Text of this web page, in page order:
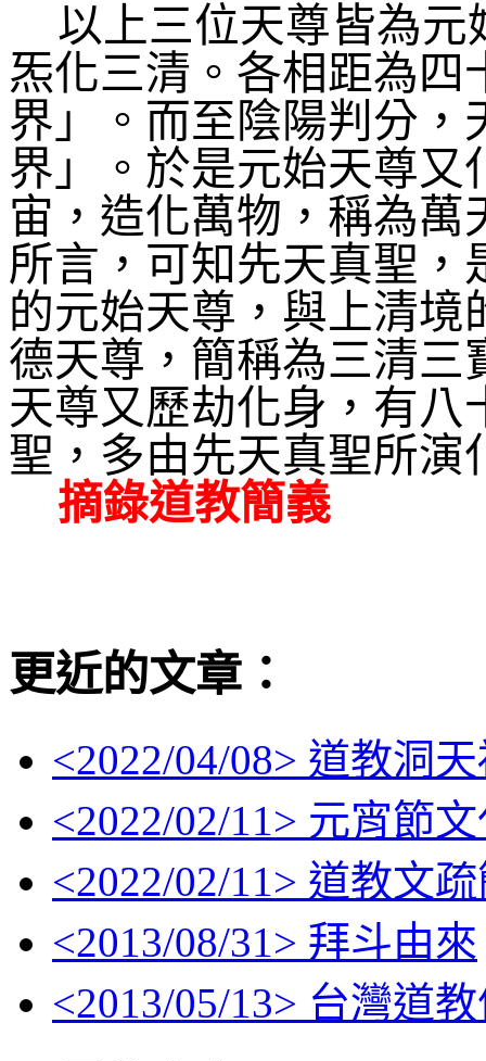
以上三位天尊皆為
炁化三清。各相距為四
界」。而至陰陽判分，
界」。於是元始天尊又
宙，造化萬物，稱為
所言，可知先天真聖，
的元始天尊，與上清
德天尊，簡稱為三清三
天尊又歷劫化身，有八
聖，多由先天真聖所演
摘錄道教簡義
更近的文章：
<2022/04/08> 道教洞
<2022/02/11> 元宵節
<2022/02/11> 道教文
<2013/08/31> 拜斗由來
<2013/05/13> 台灣道